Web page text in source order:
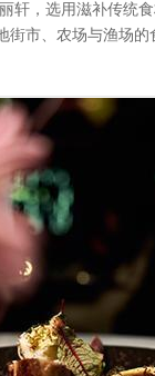
轩，选用滋补传统
街市、农场与渔场